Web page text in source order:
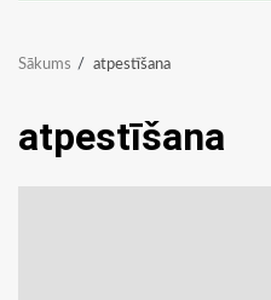
Sākums atpestīšana
atpestīšana